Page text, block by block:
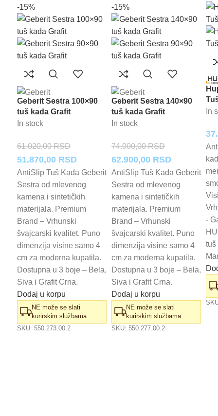
-15%
Geberit Sestra 100×90
tuš kada Grafit
In stock
61.020,00RSD
Originalna
cena
je
bila:
61.020,00 RSD.
51.870,00 RSDTrenutna
cena
je:
51.870,00 RSD.
AntiSlip Tuš Kada Geberit
Sestra od mlevenog
kamena i sintetičkih
materijala. Premium
Brand – Vrhunski
švajcarski kvalitet. Puno
dimenzija visine samo 4
cm za moderna kupatila.
Dostupna u 3 boje – Bela,
Siva i Grafit Crna.
Dodaj u korpu
NE može se slati
kurirskim službama
SKU: 550.273.00.2
-15%
Geberit Sestra 140×90
tuš kada Grafit
In stock
74.000,00RSD
Originalna
cena
je
bila:
74.000,00 RSD.
62.900,00 RSDTrenutna
cena
je:
62.900,00
AntiSlip Tuš Kada Geberit
Sestra od mlevenog
kamena i sintetičkih
materijala. Premium
Brand – Vrhunski
švajcarski kvalitet. Puno
dimenzija visine samo 4
cm za moderna kupatila.
Dostupna u 3 boje – Bela,
Siva i Grafit Crna.
Dodaj u korpu
NE može se slati
kurirskim službama
SKU: 550.277.00.2
In
-
tuš